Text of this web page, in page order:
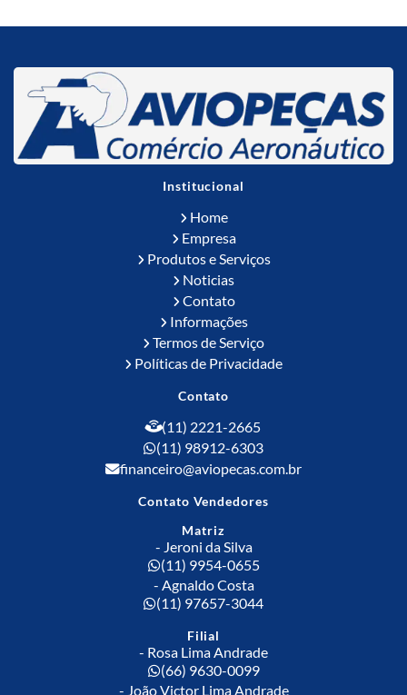
Institucional
Home
Empresa
Produtos e Serviços
Noticias
Contato
Informações
Termos de Serviço
Políticas de Privacidade
Contato
(11) 2221-2665
(11) 98912-6303
financeiro@aviopecas.com.br
Contato Vendedores
Matriz
- Jeroni da Silva
(11) 9954-0655
- Agnaldo Costa
(11) 97657-3044
Filial
- Rosa Lima Andrade
(66) 9630-0099
- João Victor Lima Andrade